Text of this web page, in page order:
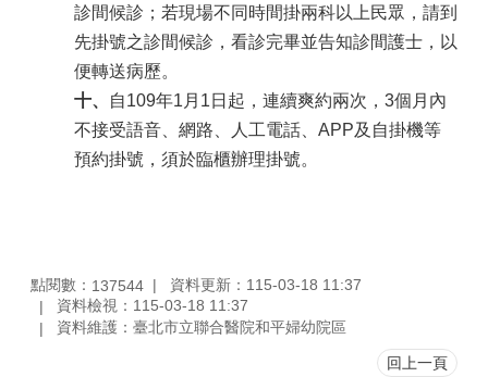
診間候診；若現場不同時間掛兩科以上民眾，請到
先掛號之診間候診，看診完畢並告知診間護士，以
便轉送病歷。
十、
自109年1月1日起，連續爽約兩次，3個月內
不接受語音、網路、人工電話、APP及自掛機等
預約掛號，須於臨櫃辦理掛號。
點閱數： 137544
資料更新：115-03-18 11:37
資料檢視：115-03-18 11:37
資料維護：臺北市立聯合醫院和平婦幼院區
回上一頁